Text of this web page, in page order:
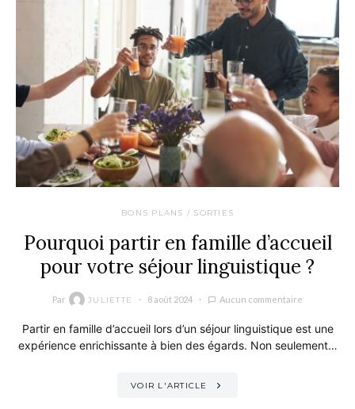
BONS PLANS / SORTIES
Pourquoi partir en famille d’accueil
pour votre séjour linguistique ?
Par JULIETTE 8 août 2024 Aucun commentaire
Partir en famille d’accueil lors d’un séjour linguistique est une
expérience enrichissante à bien des égards. Non seulement…
VOIR L'ARTICLE